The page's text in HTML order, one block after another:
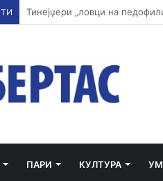
Апсења во Карпош:
ПАРИ КУЛТУРА